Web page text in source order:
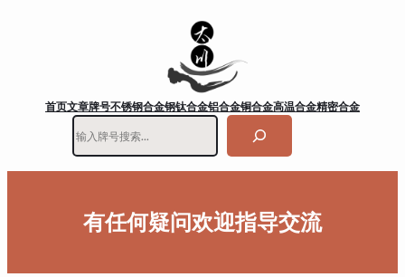
首页文章牌号不锈钢合金钢钛合金铝合金铜合金高温合金精密合金
有任何疑问欢迎指导交流